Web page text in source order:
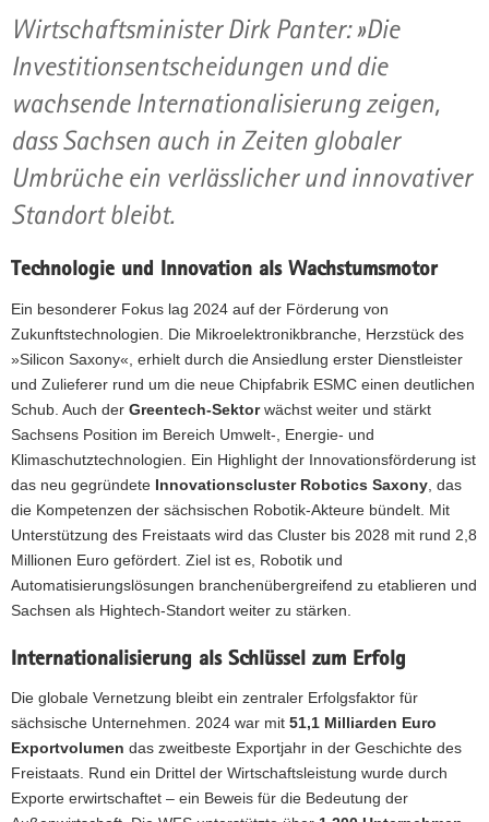
Wirtschaftsminister Dirk Panter: »Die
Investitionsentscheidungen und die
wachsende Internationalisierung zeigen,
dass Sachsen auch in Zeiten globaler
Umbrüche ein verlässlicher und innovativer
Standort bleibt.
Technologie und Innovation als Wachstumsmotor
Ein besonderer Fokus lag 2024 auf der Förderung von
Zukunftstechnologien. Die Mikroelektronikbranche, Herzstück des
»Silicon Saxony«, erhielt durch die Ansiedlung erster Dienstleister
und Zulieferer rund um die neue Chipfabrik ESMC einen deutlichen
Schub. Auch der Greentech-Sektorwächst weiter und stärkt
Sachsens Position im Bereich Umwelt-, Energie- und
Klimaschutztechnologien. Ein Highlight der Innovationsförderung ist
das neu gegründete Innovationscluster Robotics Saxony , das
die Kompetenzen der sächsischen Robotik-Akteure bündelt. Mit
Unterstützung des Freistaats wird das Cluster bis 2028 mit rund 2,8
Millionen Euro gefördert. Ziel ist es, Robotik und
Automatisierungslösungen branchenübergreifend zu etablieren und
Sachsen als Hightech-Standort weiter zu stärken.
Internationalisierung als Schlüssel zum Erfolg
Die globale Vernetzung bleibt ein zentraler Erfolgsfaktor für
sächsische Unternehmen. 2024 war mit 51,1 Milliarden Euro
Exportvolumen das zweitbeste Exportjahr in der Geschichte des
Freistaats. Rund ein Drittel der Wirtschaftsleistung wurde durch
Exporte erwirtschaftet – ein Beweis für die Bedeutung der